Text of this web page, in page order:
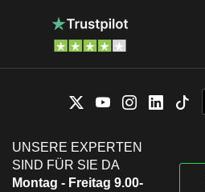
UNSERE EXPERTEN
SIND FÜR SIE DA
Montag - Freitag 9.00-